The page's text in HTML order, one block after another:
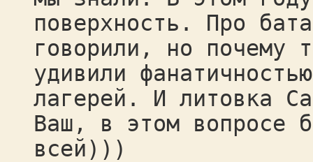
поверхность. Про
говорили, но почему
удивили
лагерей. И литовка
Ваш, в этом вопросе
всей)))